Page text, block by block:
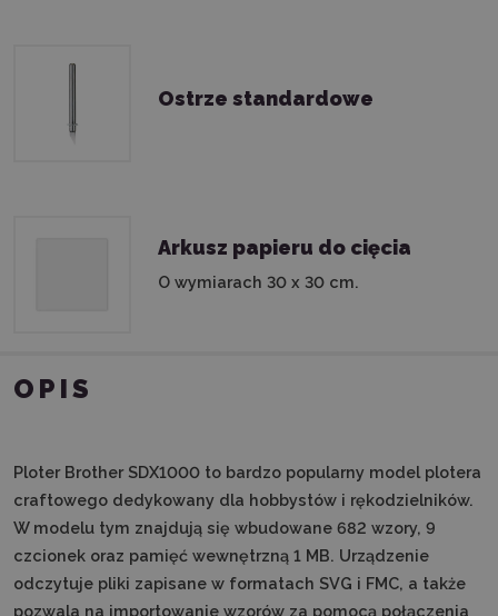
Ostrze standardowe
Arkusz papieru do cięcia
O wymiarach 30 x 30 cm.
OPIS
Ploter Brother SDX1000 to bardzo popularny model plotera
craftowego dedykowany dla hobbystów i rękodzielników.
W modelu tym znajdują się wbudowane 682 wzory, 9
czcionek oraz pamięć wewnętrzną 1 MB. Urządzenie
odczytuje pliki zapisane w formatach SVG i FMC, a także
pozwala na importowanie wzorów za pomocą połączenia